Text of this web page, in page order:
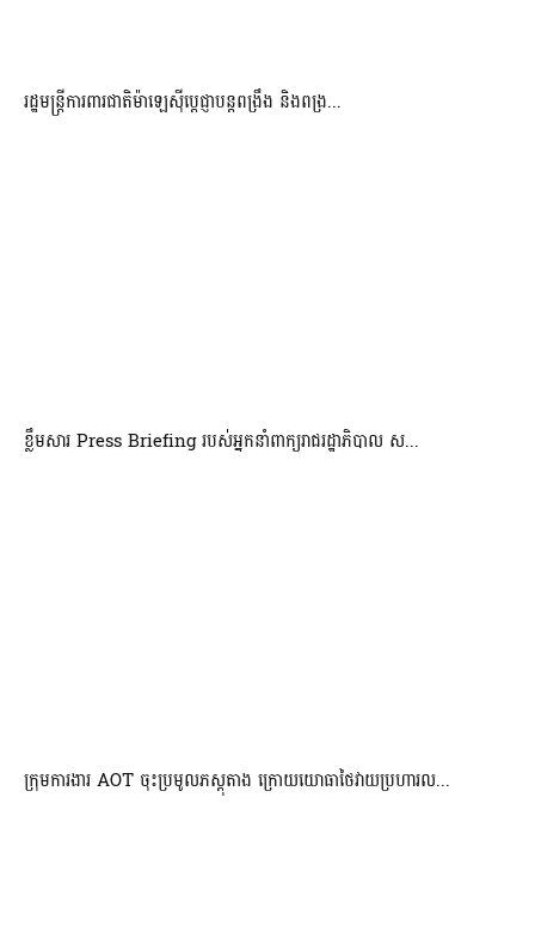
រដ្ឋមន្ត្រីការពារជាតិម៉ាឡេស៊ីប្ដេជ្ញាបន្តពង្រឹង និងពង្រ...
ខ្លឹមសារ Press Briefing របស់អ្នកនាំពាក្យរាជរដ្ឋាភិបាល ស...
ក្រុមការងារ AOT ចុះប្រមូលភស្តុតាង ក្រោយយោធាថៃវាយប្រហារល...